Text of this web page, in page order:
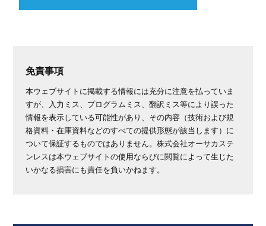
免責事項
本ウェブサイトに掲載する情報には充分に注意を払っていま
すが、入力ミス、プログラムミス、翻訳ミス等により誤った
情報を表示している可能性があり、その内容（技術および規
格資料・在庫資料などのすべての提供形態が該当します）に
ついて保証するものではありません。株式会社オーサカステ
ンレスは本ウェブサイトの使用ならびに閲覧によって生じた
いかなる損害にも責任を負いかねます。